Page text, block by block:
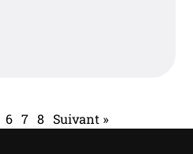
6 7 8 Suivant »